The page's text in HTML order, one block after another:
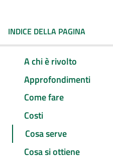
INDICE DELLA PAGINA
A chi è rivolto
Approfondimenti
Come fare
Costi
Cosa serve
Cosa si ottiene